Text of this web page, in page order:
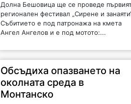
Долна Бешовица ще се проведе
регионален фестивал „Сирене и
Събитието е под патронажа на кмета
Ангел Ангелов и е под мотото:...
Обсъдиха опазването на
околната среда в
Монтанско